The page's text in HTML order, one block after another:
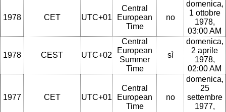
1978 CET UTC+01
Central
European
Time
no
domenica,
1 ottobre
1978,
03:00 AM
1978 CEST UTC+02
Central
European
Summer
Time
sì
domenica,
2 aprile
1978,
02:00 AM
1977 CET UTC+01
Central
European
Time
no
domenica,
25
settembre
1977,